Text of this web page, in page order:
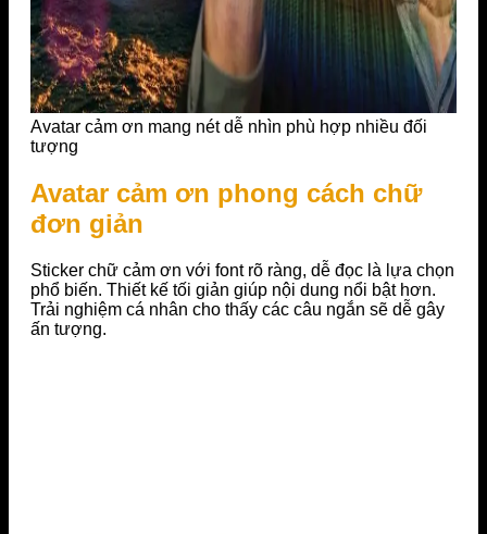
Avatar cảm ơn mang nét dễ nhìn phù hợp nhiều đối
tượng
Avatar cảm ơn phong cách chữ
đơn giản
Sticker chữ cảm ơn với font rõ ràng, dễ đọc là lựa chọn
phổ biến. Thiết kế tối giản giúp nội dung nổi bật hơn.
Trải nghiệm cá nhân cho thấy các câu ngắn sẽ dễ gây
ấn tượng.